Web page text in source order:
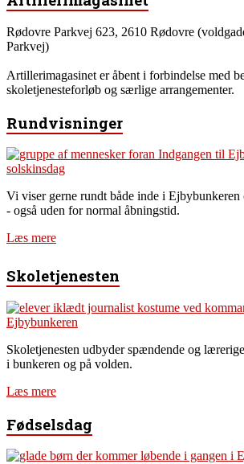
Rødovre Parkvej 623, 2610 Rødovre
Parkvej)
Artillerimagasinet er åbent i forbindelse med
skoletjenesteforløb og særlige arrangementer.
Rundvisninger
Vi viser gerne rundt både inde i Ejbybunkeren
- også uden for normal åbningstid.
Læs mere
Skoletjenesten
Skoletjenesten udbyder spændende og
i bunkeren og på volden.
Læs mere
Fødselsdag